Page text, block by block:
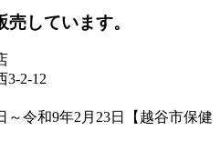
しています。
3-2-12
～令和9年2月23日【越谷市保健